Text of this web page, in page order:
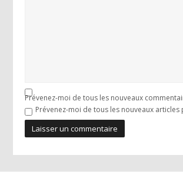
Prévenez-moi de tous les nouveaux
Prévenez-moi de tous les nouveaux articles